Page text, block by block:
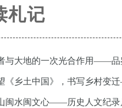
札记
与大地的一次光合作用——品
《乡土中国》，书写乡村变
闽水闽文心——历史人文纪录